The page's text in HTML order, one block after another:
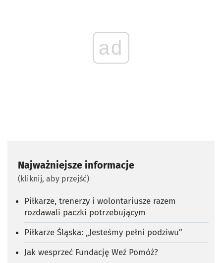
ad
Najważniejsze informacje
(kliknij, aby przejść)
Piłkarze, trenerzy i wolontariusze razem
rozdawali paczki potrzebującym
Piłkarze Śląska: „Jesteśmy pełni podziwu”
Jak wesprzeć Fundację Weź Pomóż?